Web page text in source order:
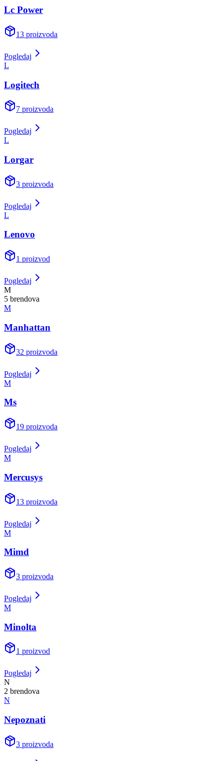
Lc Power
13 proizvoda
Pogledaj
L
Logitech
7 proizvoda
Pogledaj
L
Lorgar
3 proizvoda
Pogledaj
L
Lenovo
1 proizvod
Pogledaj
M
5 brendova
M
Manhattan
32 proizvoda
Pogledaj
M
Ms
19 proizvoda
Pogledaj
M
Mercusys
13 proizvoda
Pogledaj
M
Mimd
3 proizvoda
Pogledaj
M
Minolta
1 proizvod
Pogledaj
N
2 brendova
N
Nepoznati
3 proizvoda